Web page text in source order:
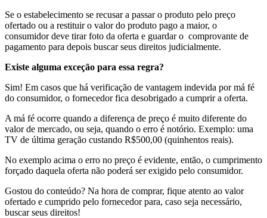
Se o estabelecimento se recusar a passar o produto pelo preço
ofertado ou a restituir o valor do produto pago a maior, o
consumidor deve tirar foto da oferta e guardar o comprovante de
pagamento para depois buscar seus direitos judicialmente.
Existe alguma exceção para essa regra?
Sim! Em casos que há verificação de vantagem indevida por má fé
do consumidor, o fornecedor fica desobrigado a cumprir a oferta.
A má fé ocorre quando a diferença de preço é muito diferente do
valor de mercado, ou seja, quando o erro é notório. Exemplo: uma
TV de última geração custando R$500,00 (quinhentos reais).
No exemplo acima o erro no preço é evidente, então, o cumprimento
forçado daquela oferta não poderá ser exigido pelo consumidor.
Gostou do conteúdo? Na hora de comprar, fique atento ao valor
ofertado e cumprido pelo fornecedor para, caso seja necessário,
buscar seus direitos!